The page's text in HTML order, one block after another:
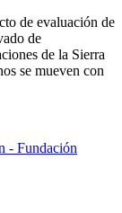
de evaluación de
de
de la Sierra
se mueven con